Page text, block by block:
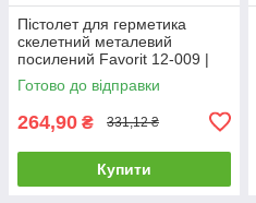
Пістолет для герметика
скелетний металевий
посилений Favorit 12-009 |
монтажний для силікона клея
Пистолет для герметика
Готово до відправки
264,90 ₴ 331,12 ₴
Купити